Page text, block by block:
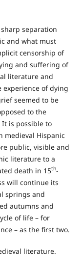
separation
and what must
censorship of
and suffering of
literature and
experience of dying
seemed to be
to the
It is possible to
medieval Hispanic
public, visible and
literature to a
death in 15th-
will continue its
springs and
autumns and
of life – for
– as the first two.
literature.